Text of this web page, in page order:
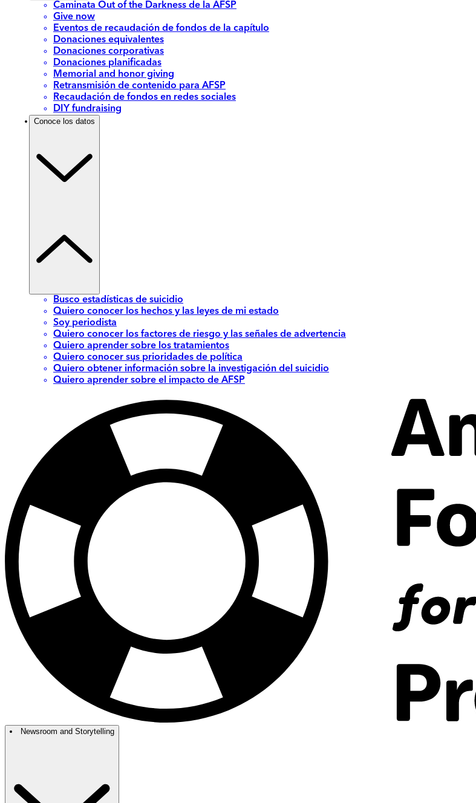
Caminata Out of the Darkness de la AFSP
Give now
Eventos de recaudación de fondos de la capítulo
Donaciones equivalentes
Donaciones corporativas
Donaciones planificadas
Memorial and honor giving
Retransmisión de contenido para AFSP
Recaudación de fondos en redes sociales
DIY fundraising
Conoce los datos
Busco estadísticas de suicidio
Quiero conocer los hechos y las leyes de mi estado
Soy periodista
Quiero conocer los factores de riesgo y las señales de advertencia
Quiero aprender sobre los tratamientos
Quiero conocer sus prioridades de política
Quiero obtener información sobre la investigación del suicidio
Quiero aprender sobre el impacto de AFSP
Newsroom and Storytelling